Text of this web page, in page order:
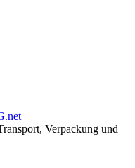
Verpackung und